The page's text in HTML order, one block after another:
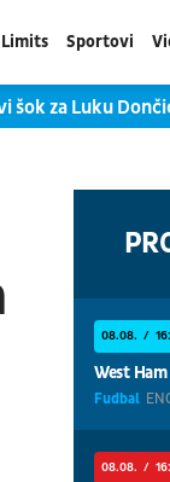
Limits Sportovi
šok za Luku
08.08.
West
Fudbal
08.08.